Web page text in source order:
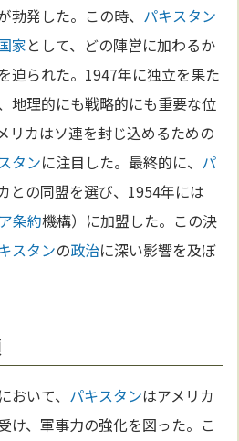
勃発した。この時、 パキスタン
家として、どの陣営に加わるか
迫られた。1947年に独立を果た
地理的にも戦略的にも重要な位
リカはソ連を封じ込めるための
タンに注目した。最終的に、 パ
との同盟を選び、1954年には
条約機構）に加盟した。この決
スタンの政治に深い影響を及ぼ
おいて、 パキスタンはアメリカ
け、軍事力の強化を図った。こ